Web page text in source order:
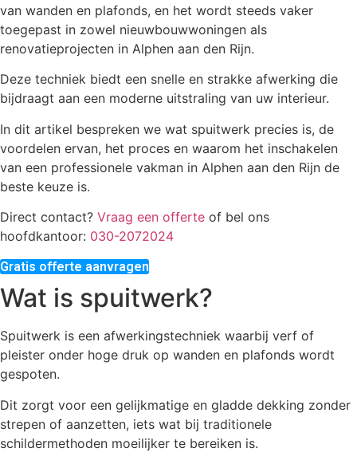
van wanden en plafonds, en het wordt steeds vaker
toegepast in zowel nieuwbouwwoningen als
renovatieprojecten in Alphen aan den Rijn.
Deze techniek biedt een snelle en strakke afwerking die
bijdraagt aan een moderne uitstraling van uw interieur.
In dit artikel bespreken we wat spuitwerk precies is, de
voordelen ervan, het proces en waarom het inschakelen
van een professionele vakman in Alphen aan den Rijn de
beste keuze is.
Direct contact? Vraag een offerte of bel ons
hoofdkantoor: 030-2072024
Gratis offerte aanvragen
Wat is spuitwerk?
Spuitwerk is een afwerkingstechniek waarbij verf of
pleister onder hoge druk op wanden en plafonds wordt
gespoten.
Dit zorgt voor een gelijkmatige en gladde dekking zonder
strepen of aanzetten, iets wat bij traditionele
schildermethoden moeilijker te bereiken is.